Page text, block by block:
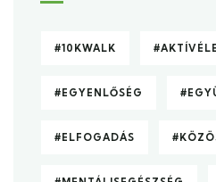
#10KWALK
#EGYENLŐSÉG
#ELFOGADÁS